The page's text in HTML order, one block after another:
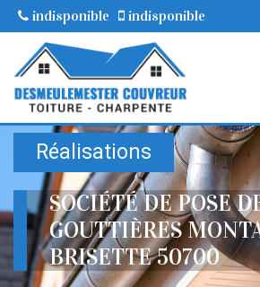
indisponible indisponible
Réalisations
SOCIÉTÉ DE POSE
GOUTTIÈRES
BRISETTE 50700